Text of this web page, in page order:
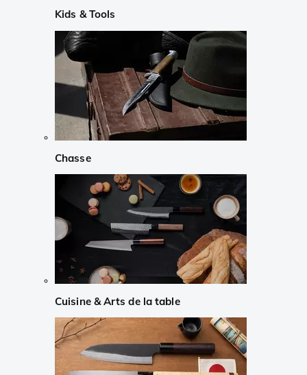
Kids & Tools
Chasse
Cuisine & Arts de la table